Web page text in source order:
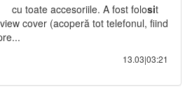
cu toate accesoriile. A fost folosit
cover (acoperă tot telefonul, fiind
13.03|03:21